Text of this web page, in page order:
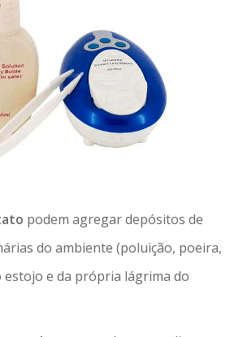
podem agregar depósitos de
do ambiente (poluição, poeira,
estojo e da própria lágrima do